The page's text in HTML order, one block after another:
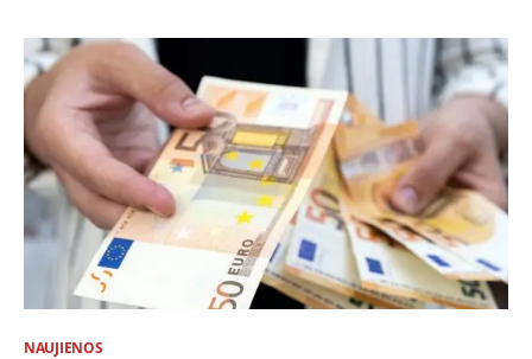
NAUJIENOS